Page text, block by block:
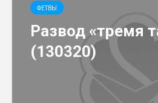
ФЕТВЫ
Развод «тремя
(130320)